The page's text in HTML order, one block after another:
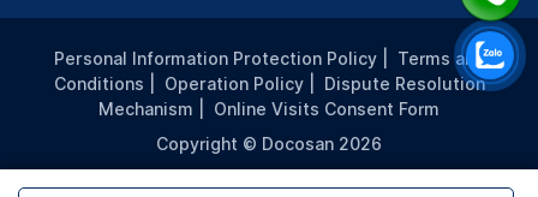
Personal Information Protection Policy
Terms and
Conditions
Operation Policy
Dispute Resolution
Mechanism
Online Visits Consent Form
Copyright © Docosan 2026